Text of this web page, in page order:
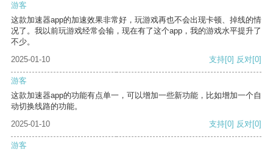
游客
这款加速器app的加速效果非常好，玩游戏再也不会出现卡顿、掉线的情
况了。我以前玩游戏经常会输，现在有了这个app，我的游戏水平提升了
不少。
2025-01-10
支持[0] 反对[0]
游客
这款加速器app的功能有点单一，可以增加一些新功能，比如增加一个自
动切换线路的功能。
2025-01-10
支持[0] 反对[0]
游客